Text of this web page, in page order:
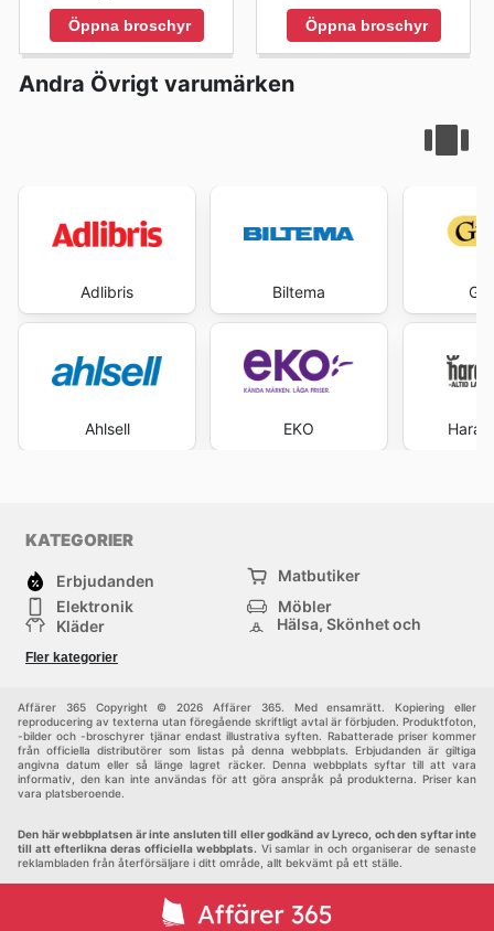
Öppna broschyr Öppna broschyr
Andra Övrigt varumärken
Adlibris
Ahlsell
Biltema
EKO
KATEGORIER
Erbjudanden
Matbutiker
Elektronik
Möbler
Kläder
Hälsa, Skönhet och
Bygg & Trädgård
Fler kategorier
Affärer 365 Copyright © 2026 Affärer 365. Med ensamrätt. Kopiering eller
reproducering av texterna utan föregående skriftligt avtal är förbjuden. Produktfoton,
-bilder och -broschyrer tjänar endast illustrativa syften. Rabatterade priser kommer
från officiella distributörer som listas på denna webbplats. Erbjudanden är giltiga
angivna datum eller så länge lagret räcker. Denna webbplats syftar till att vara
informativ, den kan inte användas för att göra anspråk på produkterna. Priser kan
vara platsberoende.
Den här webbplatsen är inte ansluten till eller godkänd av Lyreco, och den syftar inte
till att efterlikna deras officiella webbplats. Vi samlar in och organiserar de senaste
reklambladen från återförsäljare i ditt område, allt bekvämt på ett ställe.